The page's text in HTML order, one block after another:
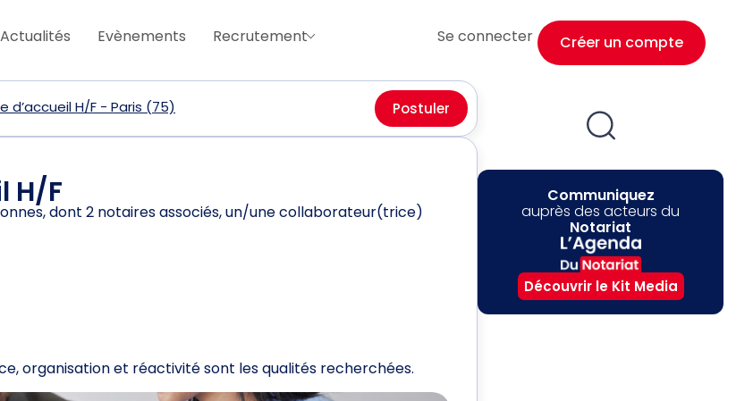
Actualités Evènements Recrutement Se connecter Créer un compte
d’accueil H/F - Paris (75) Postuler
H/F
dont 2 notaires associés, un/une collaborateur(trice)
organisation et réactivité sont les qualités recherchées.
Communiquez
auprès des acteurs du
Notariat
Découvrir le Kit Media